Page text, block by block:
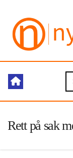
Rett på sak